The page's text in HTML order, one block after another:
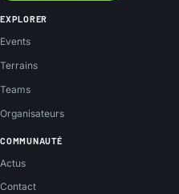
EXPLORER
Events
Terrains
Teams
Organisateurs
COMMUNAUTÉ
Actus
Contact